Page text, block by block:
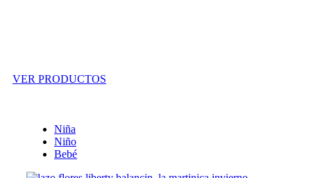
VER PRODUCTOS
Niña
Niño
Bebé